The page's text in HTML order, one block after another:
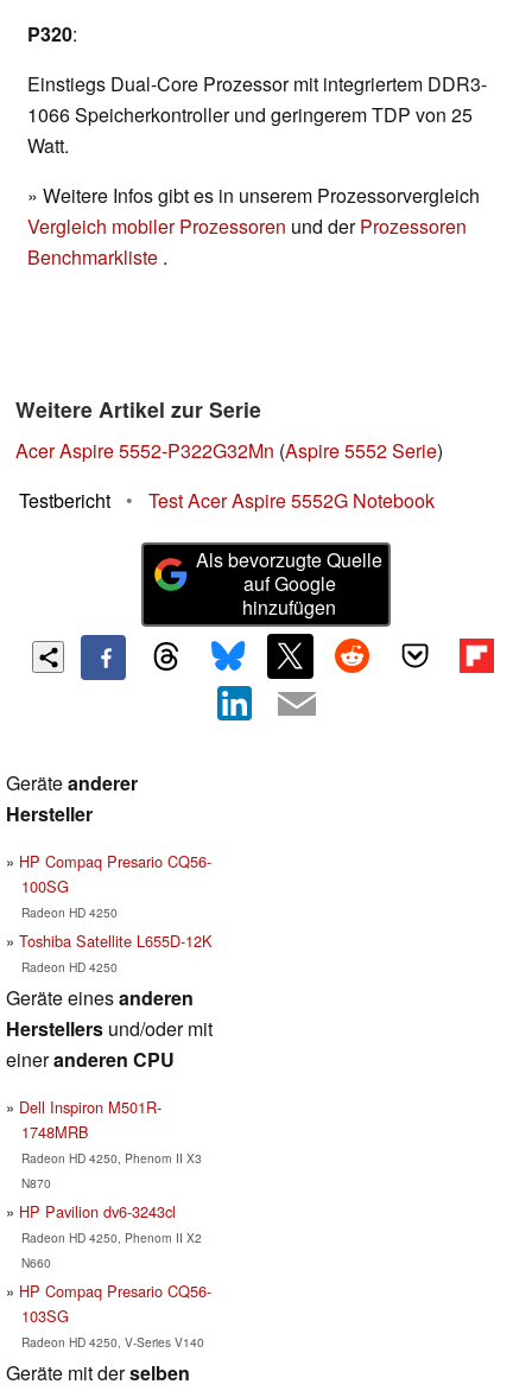
P320:
Einstiegs Dual-Core Prozessor mit integriertem DDR3-
1066 Speicherkontroller und geringerem TDP von 25
Watt.
» Weitere Infos gibt es in unserem Prozessorvergleich
Vergleich mobiler Prozessoren und derProzessoren
Benchmarkliste .
Weitere Artikel zur Serie
Acer Aspire 5552-P322G32Mn (Aspire 5552 Serie)
Testbericht
• Test Acer Aspire 5552G Notebook
Als bevorzugte Quelle
auf Google
hinzufügen
Geräteanderer
Hersteller
HP Compaq Presario CQ56-
100SG
Radeon HD 4250
Toshiba Satellite L655D-12K
Radeon HD 4250
Geräte einesanderen
Herstellers und/oder mit
eineranderen CPU
Dell Inspiron M501R-
1748MRB
Radeon HD 4250, Phenom II X3
N870
HP Pavilion dv6-3243cl
Radeon HD 4250, Phenom II X2
N660
HP Compaq Presario CQ56-
103SG
Radeon HD 4250, V-Series V140
Geräte mit derselben